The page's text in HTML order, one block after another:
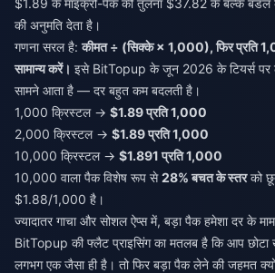
$1.89 के माइक्रो-पैक की तुलना $37.82 के बल्क बंडल
की अनुमति देता है।
गणना सरल है:कीमत ÷ (सिक्के × 1,000), फिर प्रति
सामान्य करें। इसे BitTopup के जून 2026 के टियर्स पर
सामने आता है — दर बहुत कम बदलती है।
1,000 क्रिस्टल → $1.89 प्रति 1,000
2,000 क्रिस्टल → $1.89 प्रति 1,000
10,000 क्रिस्टल → $1.891 प्रति 1,000
10,000 वाला पैक विशेष रूप से28% बचत के स्तरको
$1.88/1,000 है।
ज्यादातर गाचा और सोशल ऐप्स में, बड़ा पैक हमेशा दर के
BitTopup की फ्लैट प्राइसिंग का मतलब है कि आप छोटा
लगभग एक जैसा ही है। तो फिर बड़ा पैक लेने की जहमत